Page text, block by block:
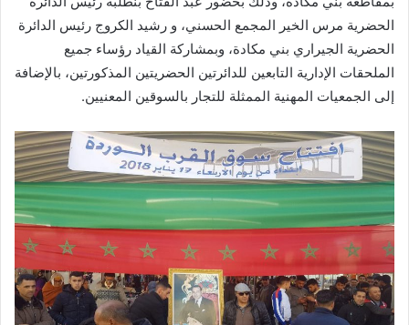
الحضرية مرس الخير المجمع الحسني، و رشيد الكروج رئيس الدائرة
الحضرية الجيراري بني مكادة، وبمشاركة القياد رؤساء جميع
الملحقات الإدارية التابعين للدائرتين الحضريتين المذكورتين، بالإضافة
إلى الجمعيات المهنية الممثلة للتجار بالسوقين المعنيين.